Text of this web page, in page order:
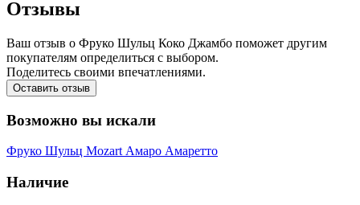
Отзывы
Ваш отзыв о Фруко Шульц Коко Джамбо поможет другим
покупателям определиться с выбором.
Поделитесь своими впечатлениями.
Оставить отзыв
Возможно вы искали
Фруко Шульц Mozart Амаро Амаретто
Наличие